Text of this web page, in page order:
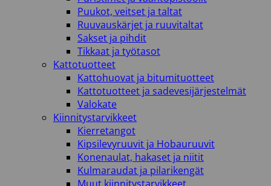
Puukot, veitset ja taltat
Ruuvauskärjet ja ruuvitaltat
Sakset ja pihdit
Tikkaat ja työtasot
Kattotuotteet
Kattohuovat ja bitumituotteet
Kattotuotteet ja sadevesijärjestelmät
Valokate
Kiinnitystarvikkeet
Kierretangot
Kipsilevyruuvit ja Hobauruuvit
Konenaulat, hakaset ja niitit
Kulmaraudat ja pilarikengät